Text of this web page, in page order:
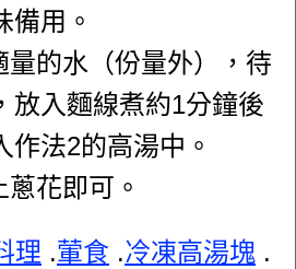
備用。
量的水（份量外），待
放入麵線煮約1分鐘後
作法2的高湯中。
花即可。
理 .葷食 .冷凍高湯塊 .